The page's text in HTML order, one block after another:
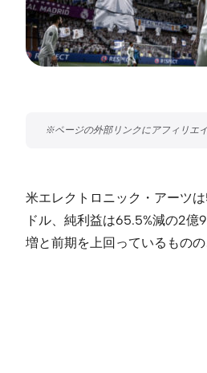
米エレクトロニック・アーツ
ドル、純利益は65.5%減の2
増と前期を上回っているもの